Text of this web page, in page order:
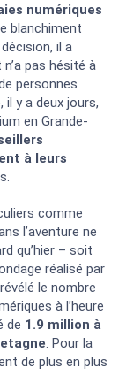
numériques
blanchiment
il a
pas hésité à
personnes
y a deux jours,
en Grande-
à leurs
comme
l’aventure ne
qu’hier – soit
réalisé par
le nombre
à l’heure
de 1.9 million à
. Pour la
de plus en plus